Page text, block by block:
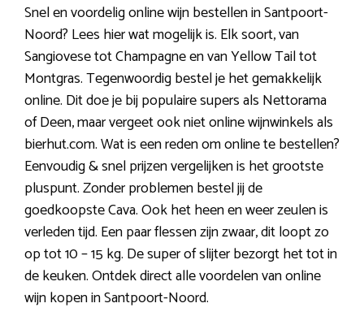
Snel en voordelig online wijn bestellen in Santpoort-
Noord? Lees hier wat mogelijk is. Elk soort, van
Sangiovese tot Champagne en van Yellow Tail tot
Montgras. Tegenwoordig bestel je het gemakkelijk
online. Dit doe je bij populaire supers als Nettorama
of Deen, maar vergeet ook niet online wijnwinkels als
bierhut.com. Wat is een reden om online te bestellen?
Eenvoudig & snel prijzen vergelijken is het grootste
pluspunt. Zonder problemen bestel jij de
goedkoopste Cava. Ook het heen en weer zeulen is
verleden tijd. Een paar flessen zijn zwaar, dit loopt zo
op tot 10 – 15 kg. De super of slijter bezorgt het tot in
de keuken. Ontdek direct alle voordelen van online
wijn kopen in Santpoort-Noord.